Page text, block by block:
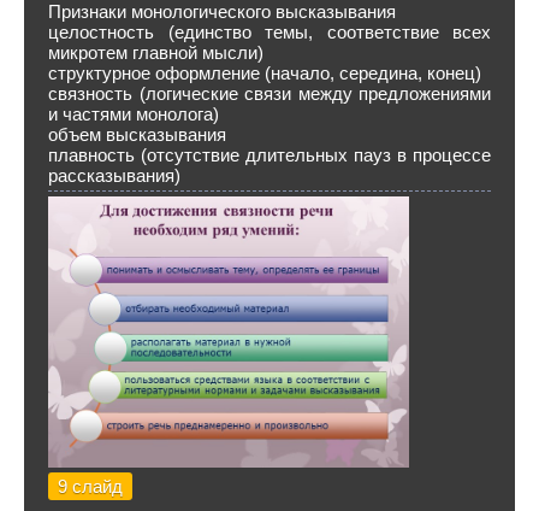
Признаки монологического высказывания
целостность (единство темы, соответствие всех
микротем главной мысли)
структурное оформление (начало, середина, конец)
связность (логические связи между предложениями
и частями монолога)
объем высказывания
плавность (отсутствие длительных пауз в процессе
рассказывания)
9 слайд